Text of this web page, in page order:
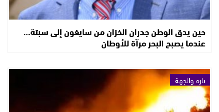
حين يدق الوطن جدران الخزان من سايغون إلى سبتة…
عندما يصبح البحر مرآة للأوطان
تازة والجهة